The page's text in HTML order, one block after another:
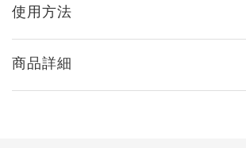
使用方法
商品詳細